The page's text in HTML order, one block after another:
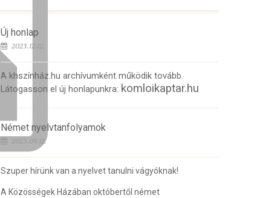
Új honlap
2023.12.12.
A khszínház.hu archívumként működik tovább.
Látogasson el új honlapunkra: komloikaptar.hu
Német nyelvtanfolyamok
2023.09.12.
Szuper hírünk van a nyelvet tanulni vágyóknak!
A Közösségek Házában októbertől német